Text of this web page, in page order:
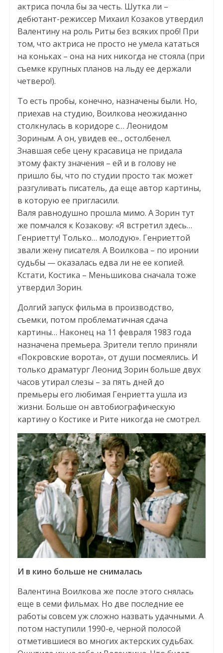
актриса почла бы за честь. Шутка ли –
дебютант-режиссер Михаил Козаков утвердил
Валентину на роль Риты без всяких проб! При
том, что актриса не просто не умела кататься
на коньках – она на них никогда не стояла (при
съемке крупных планов на льду ее держали
четверо!).
То есть пробы, конечно, назначены были. Но,
приехав на студию, Воилкова неожиданно
столкнулась в коридоре с… Леонидом
Зориным. А он, увидев ее.., остолбенел.
Знавшая себе цену красавица не придала
этому факту значения – ей и в голову не
пришло бы, что по студии просто так может
разгуливать писатель, да еще автор картины,
в которую ее пригласили.
Валя равнодушно прошла мимо. А Зорин тут
же помчался к Козакову: «Я встретил здесь…
Генриетту! Только… молодую». Генриеттой
звали жену писателя. А Воилкова – по иронии
судьбы — оказалась едва ли не ее копией.
Кстати, Костика – Меньшикова сначала тоже
утвердил Зорин.
Долгий запуск фильма в производство,
съемки, потом проблематичная сдача
картины… Наконец на 11 февраля 1983 года
назначена премьера. Зрители тепло приняли
«Покровские ворота», от души посмеялись. И
только драматург Леонид Зорин больше двух
часов утирал слезы – за пять дней до
премьеры его любимая Генриетта ушла из
жизни. Больше он автобиографическую
картину о Костике и Рите никогда не смотрел.
И в кино больше не снималась
Валентина Воилкова же после этого снялась
еще в семи фильмах. Но две последние ее
работы совсем уж сложно назвать удачными. А
потом наступили 1990-е, черной полосой
отметившиеся во многих актерских судьбах.